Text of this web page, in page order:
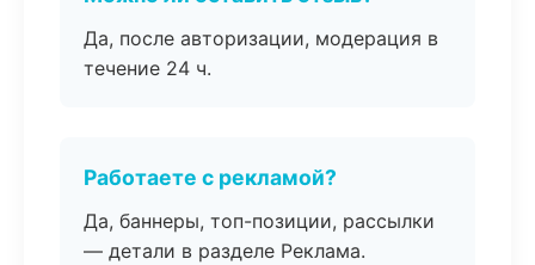
Да, после авторизации, модерация в
течение 24 ч.
Работаете с рекламой?
Да, баннеры, топ-позиции, рассылки
— детали в разделе Реклама.